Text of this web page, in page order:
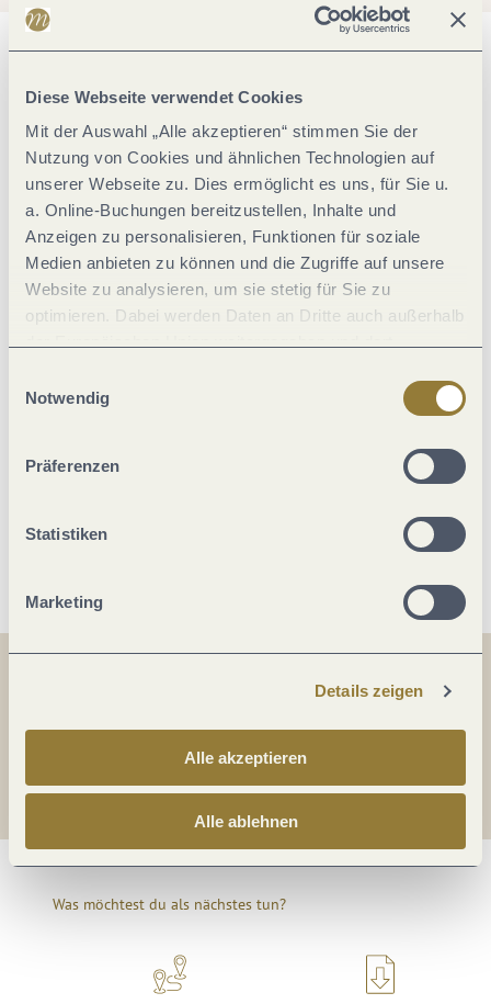
Diese Webseite verwendet Cookies
Mit der Auswahl „Alle akzeptieren“ stimmen Sie der
Nutzung von Cookies und ähnlichen Technologien auf
unserer Webseite zu. Dies ermöglicht es uns, für Sie u.
a. Online-Buchungen bereitzustellen, Inhalte und
Anzeigen zu personalisieren, Funktionen für soziale
Medien anbieten zu können und die Zugriffe auf unsere
Website zu analysieren, um sie stetig für Sie zu
optimieren. Dabei werden Daten an Dritte auch außerhalb
jederzeit widerrufen werden. Mit der Auswahl "Alle
ablehnen" kann es zu Beeinträchtigungen in der Nutzung
Notwendig
Präferenzen
Statistiken
Marketing
Details zeigen
Alle akzeptieren
Alle ablehnen
Einrichtungen Betrieb
Eignung
Divers
Ausstattung Zimmer/Appartement
Lage
Weitere Infos
Teilen
Teilen
Was möchtest du als nächstes tun?